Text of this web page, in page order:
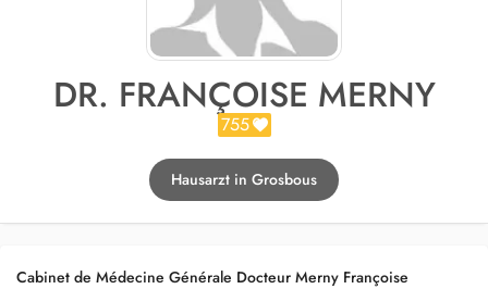
DR. FRANÇOISE MERNY
755
Hausarzt in Grosbous
Cabinet de Médecine Générale Docteur Merny Françoise